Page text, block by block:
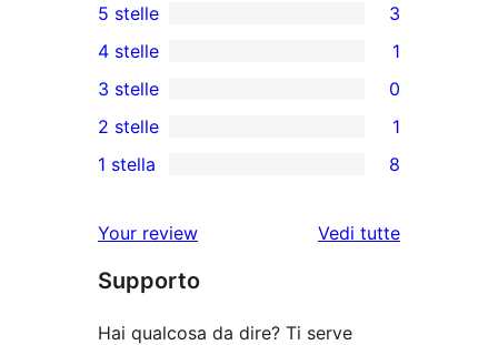
3
recensioni
a
5-
stelle
5 stelle 3
4-
recensioni
a
4 stelle 1
0
recensioni
a
stelle
3 stelle 0
2-
a
stelle
2 stelle 1
a
1-
1 stella 8
Your review Vedi tuttele
Supporto
Hai qualcosa da dire? Ti serve